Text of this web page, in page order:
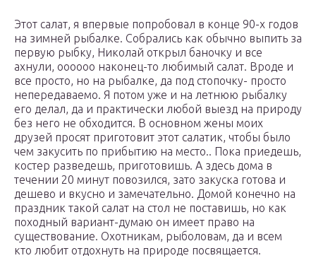
Этот салат, я впервые попробовал в конце 90-х годов
на зимней рыбалке. Собрались как обычно выпить за
первую рыбку, Николай открыл баночку и все
ахнули, оооооо наконец-то любимый салат. Вроде и
все просто, но на рыбалке, да под стопочку- просто
непередаваемо. Я потом уже и на летнюю рыбалку
его делал, да и практически любой выезд на природу
без него не обходится. В основном жены моих
друзей просят приготовит этот салатик, чтобы было
чем закусить по прибытию на место.. Пока приедешь,
костер разведешь, приготовишь. А здесь дома в
течении 20 минут повозился, зато закуска готова и
дешево и вкусно и замечательно. Домой конечно на
праздник такой салат на стол не поставишь, но как
походный вариант-думаю он имеет право на
существование. Охотникам, рыболовам, да и всем
кто любит отдохнуть на природе посвящается.